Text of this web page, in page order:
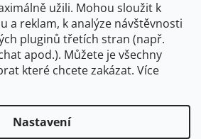
užili. Mohou sloužit k
a reklam, k analýze návštěvnosti
pluginů třetích stran (např.
apod.). Můžete je všechny
které chcete zakázat. Více
Nastavení
Retro koupelna
+ plnenieshopu.cz